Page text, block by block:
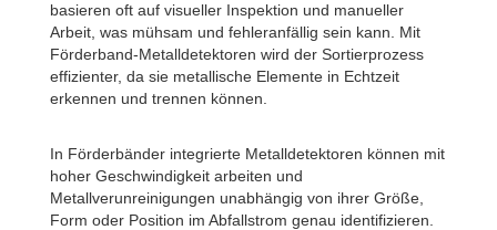
basieren oft auf visueller Inspektion und manueller
Arbeit, was mühsam und fehleranfällig sein kann. Mit
Förderband-Metalldetektoren wird der Sortierprozess
effizienter, da sie metallische Elemente in Echtzeit
erkennen und trennen können.
In Förderbänder integrierte Metalldetektoren können mit
hoher Geschwindigkeit arbeiten und
Metallverunreinigungen unabhängig von ihrer Größe,
Form oder Position im Abfallstrom genau identifizieren.